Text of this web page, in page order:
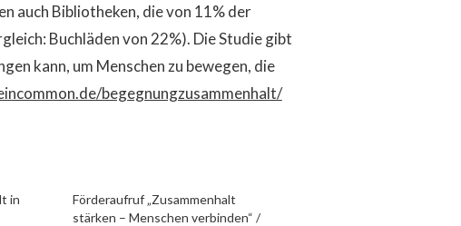
auch Bibliotheken, die von 11% der
Buchläden von 22%). Die Studie gibt
kann, um Menschen zu bewegen, die
begegnungzusammenhalt/
in
Förderaufruf „Zusammenhalt
stärken – Menschen verbinden“ /